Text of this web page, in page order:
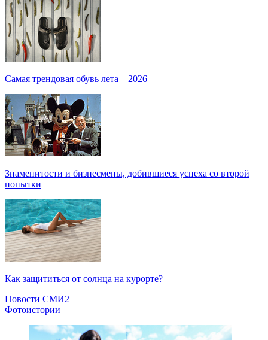
Самая трендовая обувь лета – 2026
Знаменитости и бизнесмены, добившиеся успеха со второй
попытки
Как защититься от солнца на курорте?
Новости СМИ2
Фотоистории